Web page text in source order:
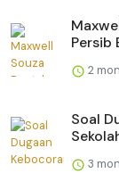
Persib
2
Soal
3